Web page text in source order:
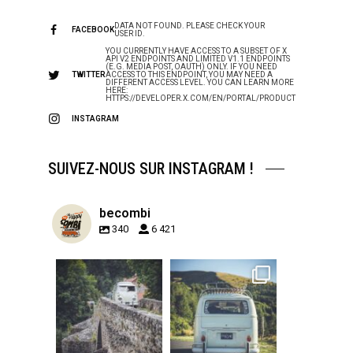
FACEBOOKDATA NOT FOUND. PLEASE CHECK YOUR
USER ID.
TWITTER
YOU CURRENTLY HAVE ACCESS TO A SUBSET OF X
API V2 ENDPOINTS AND LIMITED V1.1 ENDPOINTS
(E.G. MEDIA POST, OAUTH) ONLY. IF YOU NEED
ACCESS TO THIS ENDPOINT, YOU MAY NEED A
DIFFERENT ACCESS LEVEL. YOU CAN LEARN MORE
HERE:
HTTPS://DEVELOPER.X.COM/EN/PORTAL/PRODUCT
INSTAGRAM
SUIVEZ-NOUS SUR INSTAGRAM !
becombi
340 6 421
becombi
Sep 15
becombi
Sep 12